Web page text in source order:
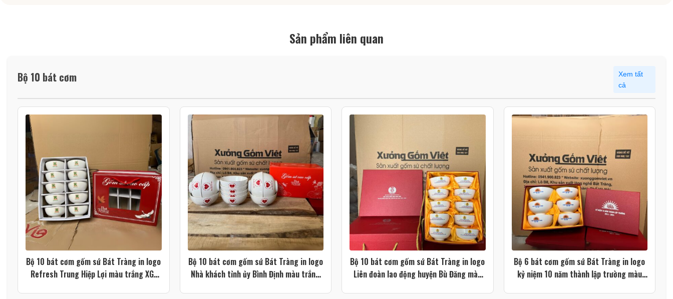
Sản phẩm liên quan
Bộ 10 bát cơm
Xem tất
cả
Bộ 10 bát cơm gốm sứ Bát Tràng in logo
Refresh Trung Hiệp Lợi màu trắng XG-
Bộ 10 bát cơm gốm sứ Bát Tràng in logo
Nhà khách tỉnh ủy Bình Định màu trắng
Bộ 10 bát cơm gốm sứ Bát Tràng in logo
Liên đoàn lao động huyện Bù Đăng màu
Bộ 6 bát cơm gốm sứ Bát Tràng in logo
kỷ niệm 10 năm thành lập trường màu